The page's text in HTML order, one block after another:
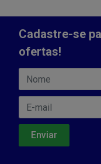
Cadastre-se
ofertas!